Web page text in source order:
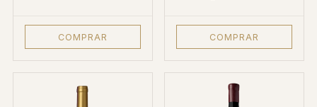
COMPRAR COMPRAR